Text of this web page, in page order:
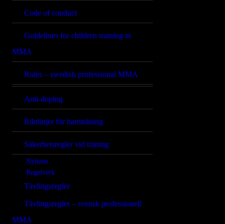
Code of conduct
Guidelines for children training in
MMA
Rules – swedish professional MMA
Anti-doping
Riktlinjer för barnträning
Säkerhetsregler vid träning
Nyheter
Regelverk
Tävlingsregler
Tävlingsregler – svensk professionell
MMA